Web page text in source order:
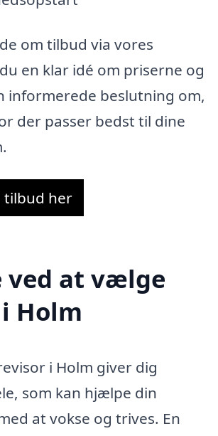
om tilbud via vores
en klar idé om priserne og
informerede beslutning om,
der passer bedst til dine
tilbud her
ved at vælge
Holm
i Holm giver dig
som kan hjælpe din
at vokse og trives. En